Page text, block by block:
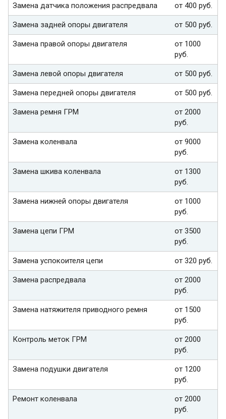
Замена датчика положения распредвала от 400 руб.
Замена задней опоры двигателя от 500 руб.
Замена правой опоры двигателя
от 1000
руб.
Замена левой опоры двигателя от 500 руб.
Замена передней опоры двигателя от 500 руб.
Замена ремня ГРМ
от 2000
руб.
Замена коленвала
от 9000
руб.
Замена шкива коленвала
от 1300
руб.
Замена нижней опоры двигателя
от 1000
руб.
Замена цепи ГРМ
от 3500
руб.
Замена успокоителя цепи от 320 руб.
Замена распредвала
от 2000
руб.
Замена натяжителя приводного ремня
от 1500
руб.
Контроль меток ГРМ
от 2000
руб.
Замена подушки двигателя
от 1200
руб.
Ремонт коленвала
от 2000
руб.